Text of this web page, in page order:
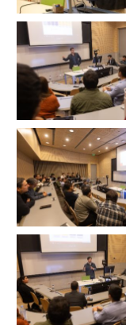
Zoom
Zoom
Zoom